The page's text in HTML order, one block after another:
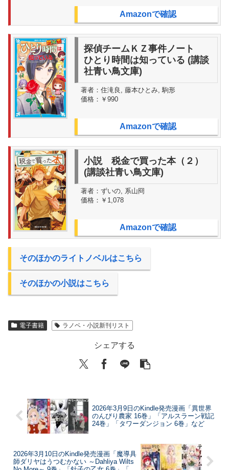
Amazonで確認
探偵チームＫＺ事件ノート
ひとり時間は知っている (講談
社青い鳥文庫)
著者： 住滝良, 藤本ひとみ, 駒形
価格： ￥990
Amazonで確認
小説 税金で買った本（２）
(講談社青い鳥文庫)
著者： ずいの, 系山冏
価格： ￥1,078
Amazonで確認
そのほかのライトノベルはこちら
そのほかの小説はこちら
電子書籍 ラノベ・小説新刊リスト
シェアする
2026年3月9日のKindle発売漫画「異世界
のんびり農家 16巻」「アルスラーン戦記
24巻」「タワーダンジョン 6巻」など
2026年3月10日のKindle発売漫画「魔導具
師ダリヤはうつむかない ～Dahliya Wilts